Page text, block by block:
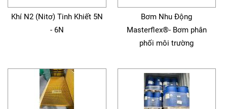
Khí N2 (Nitơ) Tinh Khiết 5N
- 6N
Bơm Nhu Động
Masterflex®- Bơm phân
phối môi trường